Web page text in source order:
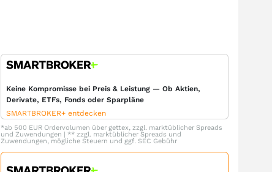
Keine Kompromisse bei Preis & Leistung — Ob Aktien,
Derivate, ETFs, Fonds oder Sparpläne
SMARTBROKER+ entdecken
*ab 500 EUR Ordervolumen über gettex, zzgl. marktüblicher Spreads
und Zuwendungen | ** zzgl. marktüblicher Spreads und
Zuwendungen, mögliche Steuern und ggf. SEC Gebühr